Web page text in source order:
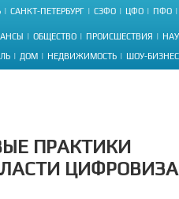
САНКТ-ПЕТЕРБУРГ СЗФО ЦФО ПФО
ОБЩЕСТВО ПРОИСШЕСТВИЯ
ДОМ НЕДВИЖИМОСТЬ ШОУ-БИЗНЕС
ПРАКТИКИ